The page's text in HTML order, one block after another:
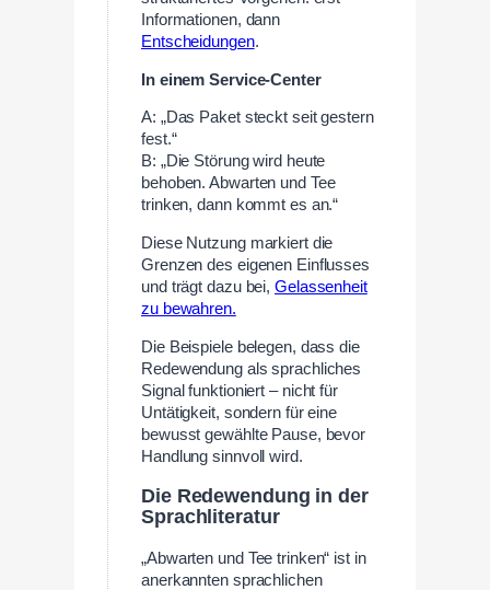
Informationen, dann
Entscheidungen.
In einem Service-Center
A: „Das Paket steckt seit gestern
fest.“
B: „Die Störung wird heute
behoben. Abwarten und Tee
trinken, dann kommt es an.“
Diese Nutzung markiert die
Grenzen des eigenen Einflusses
und trägt dazu bei,Gelassenheit
zu bewahren.
Die Beispiele belegen, dass die
Redewendung als sprachliches
Signal funktioniert – nicht für
Untätigkeit, sondern für eine
bewusst gewählte Pause, bevor
Handlung sinnvoll wird.
Die Redewendung in der
Sprachliteratur
„Abwarten und Tee trinken“ ist in
anerkannten sprachlichen